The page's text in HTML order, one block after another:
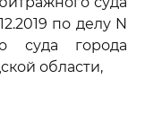
по делу N
суда города
области,